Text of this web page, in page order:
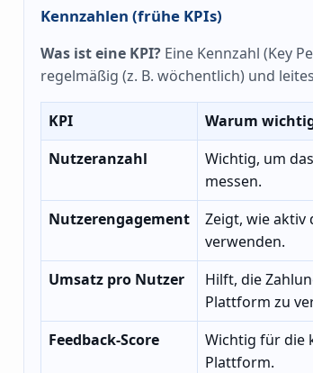
Kennzahlen (frühe KPIs)
Was ist eine KPI? Eine Kennzahl (Key
regelmäßig (z. B. wöchentlich) und
KPI Warum
Nutzeranzahl
Wichtig, um
messen.
Nutzerengagement
Zeigt, wie aktiv
verwenden.
Umsatz pro Nutzer
Hilft, die
Plattform zu
Feedback-Score
Wichtig für die
Plattform.